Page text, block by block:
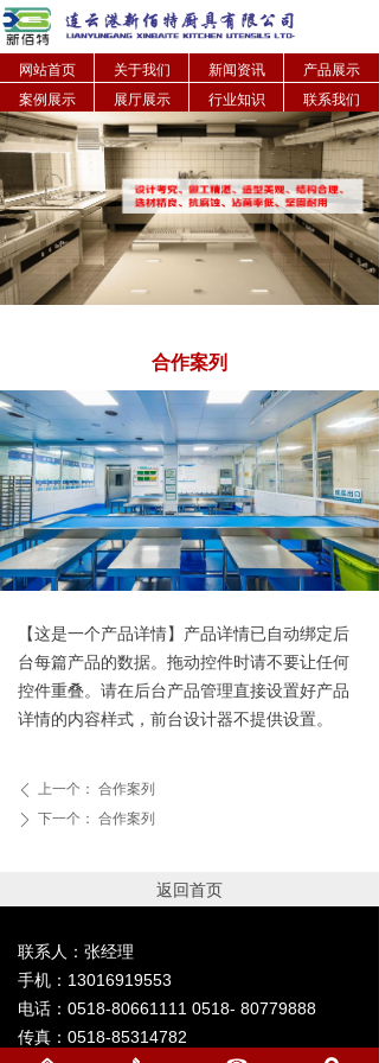
网站首页 关于我们 新闻资讯
产品展示
案例展示
展厅展示 行业知识 联系我们
【这是一个产品详情】产品详情已自动绑定后
台每篇产品的数据。拖动控件时请不要让任何
控件重叠。请在后台产品管理直接设置好产品
详情的内容样式，前台设计器不提供设置。
ꄴ 上一个： 合作案列
ꄲ 下一个： 合作案列
合作案列
联系人：张经理
手机：13016919553
电话：0518-80661111 0518- 80779888
传真：0518-85314782
返回首页